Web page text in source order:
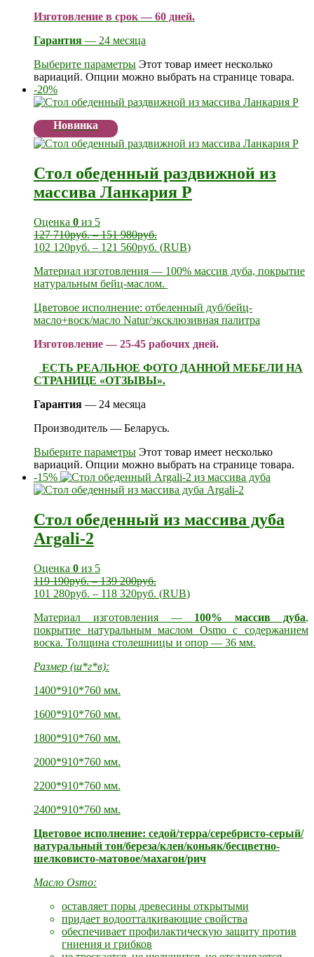
Изготовление в срок — 60 дней.
Гарантия — 24 месяца
Выберите параметры Этот товар имеет несколько
вариаций. Опции можно выбрать на странице товара.
-20%
Новинка
Стол обеденный раздвижной из
массива Ланкария Р
Оценка 0 из 5
127 710руб.–151 980руб.
102 120руб. – 121 560руб. (RUB)
Материал изготовления — 100% массив дуба, покрытие
натуральным бейц-маслом.
Цветовое исполнение: отбеленный дуб/бейц-
масло+воск/масло Natur/эксклюзивная палитра
Изготовление — 25-45 рабочих дней.
ЕСТЬ РЕАЛЬНОЕ ФОТО ДАННОЙ МЕБЕЛИ НА
СТРАНИЦЕ «ОТЗЫВЫ».
Гарантия — 24 месяца
Производитель — Беларусь.
Выберите параметры Этот товар имеет несколько
вариаций. Опции можно выбрать на странице товара.
-15%
Стол обеденный из массива дуба
Argali-2
Оценка 0 из 5
119 190руб.–139 200руб.
101 280руб. – 118 320руб. (RUB)
Материал изготовления — 100% массив дуба,
покрытие натуральным маслом Osmo с содержанием
воска. Толщина столешницы и опор — 36 мм.
Размер (ш*г*в):
1400*910*760 мм.
1600*910*760 мм.
1800*910*760 мм.
2000*910*760 мм.
2200*910*760 мм.
2400*910*760 мм.
Цветовое исполнение: седой/терра/серебристо-серый/
натуральный тон/береза/клен/коньяк/бесцветно-
шелковисто-матовое/махагон/рич
Масло Osmo:
оставляет поры древесины открытыми
придает водоотталкивающие свойства
обеспечивает профилактическую защиту против
гниения и грибков